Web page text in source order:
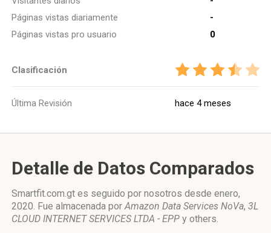
Páginas vistas diariamente
-
Páginas vistas pro usuario
0
Clasificación
Última Revisión hace 4 meses
Detalle de Datos Comparados
Smartfit.com.gt es seguido por nosotros desde enero,
2020. Fue almacenada porAmazon Data Services NoVa, 3L
CLOUD INTERNET SERVICES LTDA - EPP y others.